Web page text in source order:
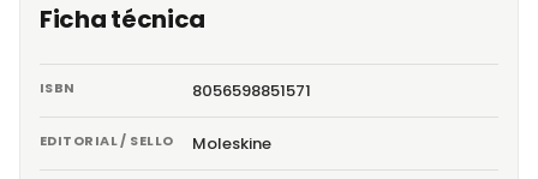
Ficha técnica
ISBN 8056598851571
EDITORIAL / SELLO Moleskine